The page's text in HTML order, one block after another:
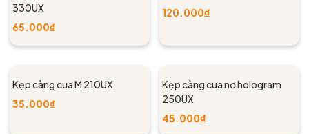
330UX
65.000₫
120.000₫
Kẹp càng cua M 210UX
35.000₫
Kẹp càng cua nơ hologram
250UX
45.000₫